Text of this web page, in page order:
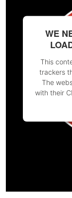
WE
This
trackers
The
with their